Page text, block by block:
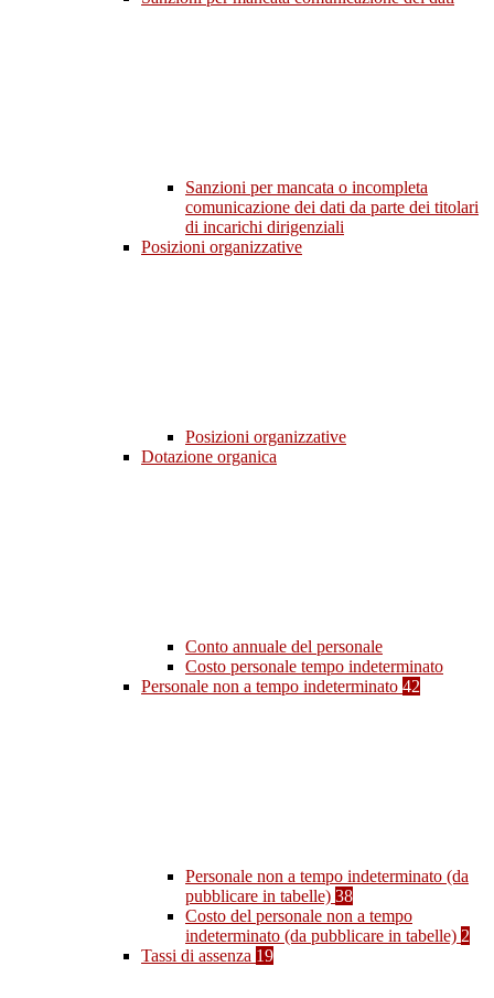
Sanzioni per mancata o incompleta
comunicazione dei dati da parte dei titolari
di incarichi dirigenziali
Posizioni organizzative
Posizioni organizzative
Dotazione organica
Conto annuale del personale
Costo personale tempo indeterminato
Personale non a tempo indeterminato 42
Personale non a tempo indeterminato (da
pubblicare in tabelle) 38
Costo del personale non a tempo
indeterminato (da pubblicare in tabelle) 2
Tassi di assenza 19